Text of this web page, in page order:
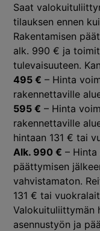
Saat
tilauksen ennen
Rakentamisen
alk. 990 € ja
tulevaisuuteen.
495 € – Hinta
rakennettaville
595 € – Hinta
rakennettaville
hintaan 131 € tai
Alk. 990 € – Hinta
päättymisen
vahvistamaton.
131 € tai
Valokuituliittymän
asennustyön ja